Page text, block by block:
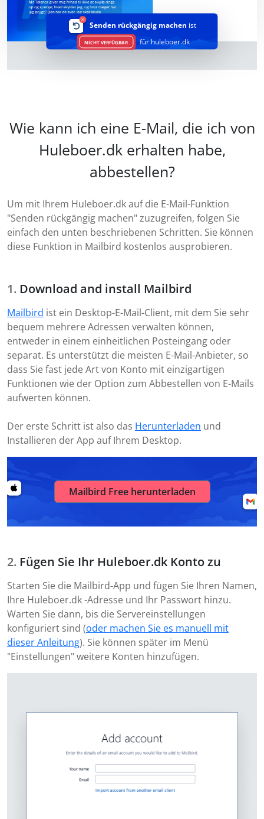
Senden rückgängig machen ist
NICHT VERFÜGBAR für huleboer.dk
Wie kann ich eine E-Mail, die ich von
Huleboer.dk erhalten habe,
abbestellen?
Um mit Ihrem Huleboer.dk auf die E-Mail-Funktion
"Senden rückgängig machen" zuzugreifen, folgen Sie
einfach den unten beschriebenen Schritten. Sie können
diese Funktion in Mailbird kostenlos ausprobieren.
Download and install Mailbird
Mailbird ist ein Desktop-E-Mail-Client, mit dem Sie sehr
bequem mehrere Adressen verwalten können,
entweder in einem einheitlichen Posteingang oder
separat. Es unterstützt die meisten E-Mail-Anbieter, so
dass Sie fast jede Art von Konto mit einzigartigen
Funktionen wie der Option zum Abbestellen von E-Mails
aufwerten können.
Der erste Schritt ist also das Herunterladen und
Installieren der App auf Ihrem Desktop.
Mailbird Free herunterladen
Fügen Sie Ihr Huleboer.dk Konto zu
Starten Sie die Mailbird-App und fügen Sie Ihren Namen,
Ihre Huleboer.dk -Adresse und Ihr Passwort hinzu.
Warten Sie dann, bis die Servereinstellungen
konfiguriert sind (oder machen Sie es manuell mit
dieser Anleitung). Sie können später im Menü
"Einstellungen" weitere Konten hinzufügen.